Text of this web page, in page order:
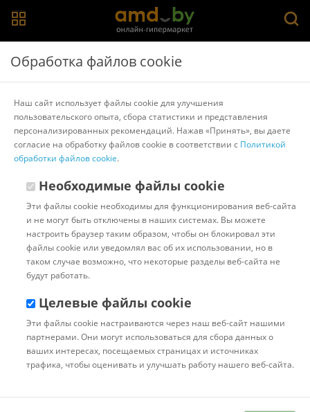
Главная > Каталог товаров Колпаки и заглушки на диски
Versaco
Набор колпаков на диски Versaco Craft 15"
15CRAFTS (4шт, серебристый)
Другие товары Versaco
Обработка файлов cookie
Наш сайт использует файлы cookie для улучшения
пользовательского опыта, сбора статистики и представления
персонализированных рекомендаций. Нажав «Принять», вы даете
согласие на обработку файлов cookie в соответствии с Политикой
обработки файлов cookie.
Необходимые файлы cookie
Эти файлы cookie необходимы для функционирования веб-сайта
и не могут быть отключены в наших системах. Вы можете
настроить браузер таким образом, чтобы он блокировал эти
файлы cookie или уведомлял вас об их использовании, но в
таком случае возможно, что некоторые разделы веб-сайта не
будут работать.
Целевые файлы cookie
Эти файлы cookie настраиваются через наш веб-сайт нашими
партнерами. Они могут использоваться для сбора данных о
ваших интересах, посещаемых страницах и источниках
трафика, чтобы оценивать и улучшать работу нашего веб-сайта.